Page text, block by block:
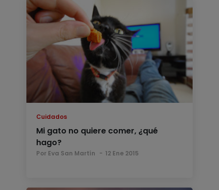
Cuidados
Mi gato no quiere comer, ¿qué
hago?
Por Eva San Martín 12 Ene 2015